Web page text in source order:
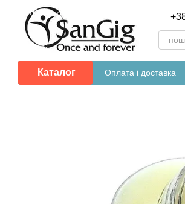
Перейти до основного контенту
Каталог Оплата і доставка